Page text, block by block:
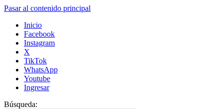
Pasar al contenido principal
Inicio
Facebook
Instagram
X
TikTok
WhatsApp
Youtube
Ingresar
Búsqueda: